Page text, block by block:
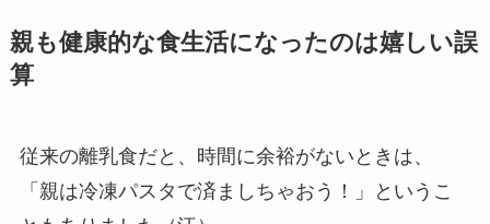
親も健康的な食生活になったのは嬉しい誤
算
従来の離乳食だと、時間に余裕がないときは、
「親は冷凍パスタで済ましちゃおう！」というこ